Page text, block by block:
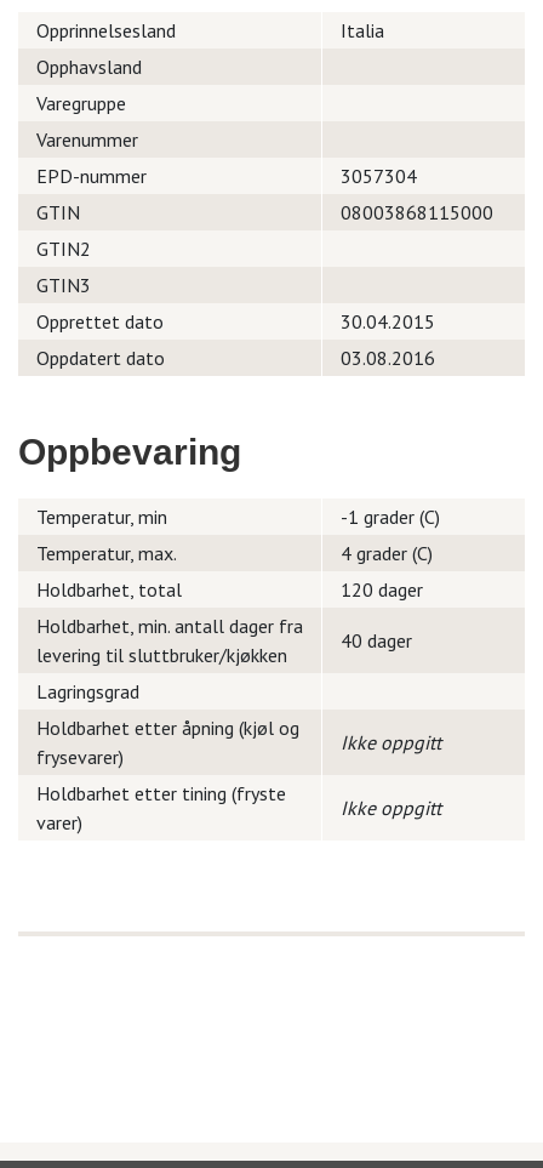
Opprinnelsesland
Italia
Opphavsland
Varegruppe
Varenummer
EPD-nummer
3057304
GTIN
08003868115000
GTIN2
GTIN3
Opprettet dato
30.04.2015
Oppdatert dato
03.08.2016
Oppbevaring
Temperatur, min
-1 grader (C)
Temperatur, max.
4 grader (C)
Holdbarhet, total
120 dager
Holdbarhet, min. antall dager fra
levering til sluttbruker/kjøkken
40 dager
Lagringsgrad
Holdbarhet etter åpning (kjøl og
frysevarer)
Ikke oppgitt
Holdbarhet etter tining (fryste
varer)
Ikke oppgitt